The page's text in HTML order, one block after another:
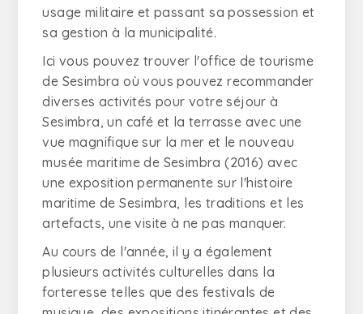
usage militaire et passant sa possession et
sa gestion à la municipalité.
Ici vous pouvez trouver l'office de tourisme
de Sesimbra où vous pouvez recommander
diverses activités pour votre séjour à
Sesimbra, un café et la terrasse avec une
vue magnifique sur la mer et le nouveau
musée maritime de Sesimbra (2016) avec
une exposition permanente sur l'histoire
maritime de Sesimbra, les traditions et les
artefacts, une visite à ne pas manquer.
Au cours de l'année, il y a également
plusieurs activités culturelles dans la
forteresse telles que des festivals de